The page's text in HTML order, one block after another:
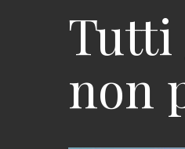
Tutti
non